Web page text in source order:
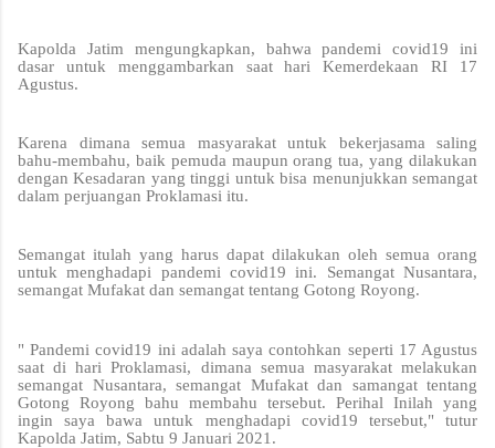
Kapolda Jatim mengungkapkan, bahwa pandemi covid19 ini
dasar untuk menggambarkan saat hari Kemerdekaan RI 17
Agustus.
Karena dimana semua masyarakat untuk bekerjasama saling
bahu-membahu, baik pemuda maupun orang tua, yang dilakukan
dengan Kesadaran yang tinggi untuk bisa menunjukkan semangat
dalam perjuangan Proklamasi itu.
Semangat itulah yang harus dapat dilakukan oleh semua orang
untuk menghadapi pandemi covid19 ini. Semangat Nusantara,
semangat Mufakat dan semangat tentang Gotong Royong.
" Pandemi covid19 ini adalah saya contohkan seperti 17 Agustus
saat di hari Proklamasi, dimana semua masyarakat melakukan
semangat Nusantara, semangat Mufakat dan samangat tentang
Gotong Royong bahu membahu tersebut. Perihal Inilah yang
ingin saya bawa untuk menghadapi covid19 tersebut," tutur
Kapolda Jatim, Sabtu 9 Januari 2021.